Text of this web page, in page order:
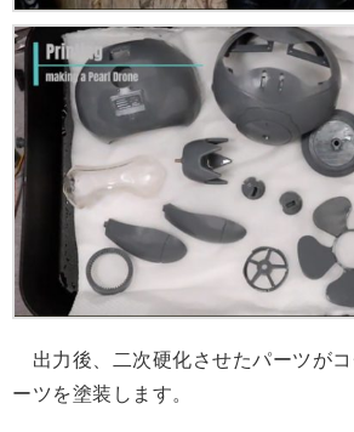
出力後、二次硬化させたパーツが
ーツを塗装します。